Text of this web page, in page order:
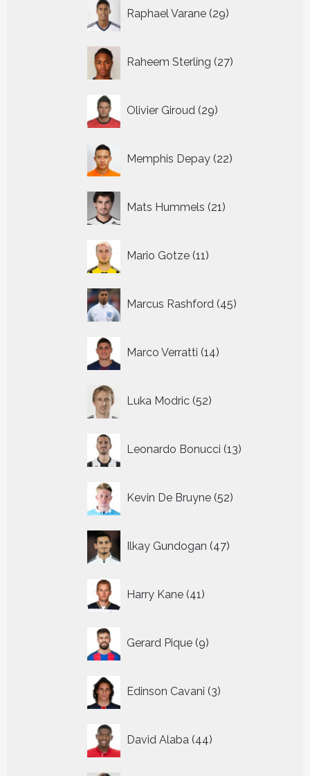
Raphael Varane 29
producten
Raheem Sterling 27
producten
Olivier Giroud 29
producten
Memphis Depay 22
producten
Mats Hummels 21
producten
Mario Gotze 11
producten
Marcus Rashford 45
producten
Marco Verratti 14
producten
Luka Modric 52
producten
Leonardo Bonucci 13
producten
Kevin De Bruyne 52
producten
Ilkay Gundogan 47
producten
Harry Kane 41
producten
Gerard Pique 9
producten
Edinson Cavani 3
producten
David Alaba 44
producten